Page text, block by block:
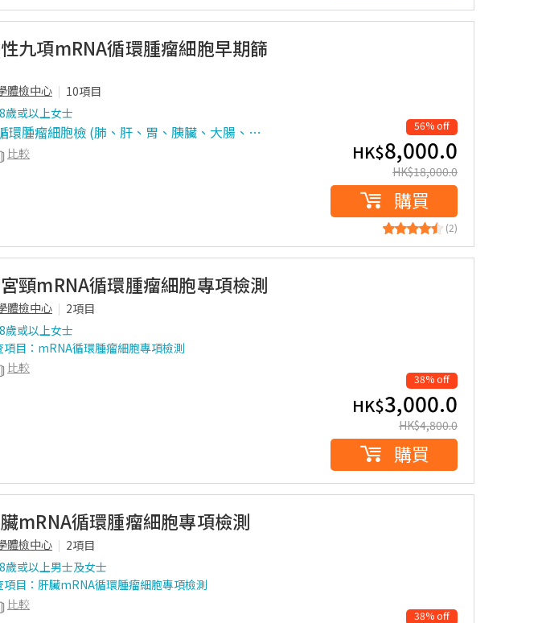
九項mRNA循環腫瘤細胞早期篩
體檢中心
10項目
歲或以上女士
環腫瘤細胞檢 (肺、肝、胃、胰臟、大腸、…
比較
56% off
HK$8,000.0
HK$18,000.0
購買
(2)
頸mRNA循環腫瘤細胞專項檢測
體檢中心
2項目
歲或以上女士
項目：mRNA循環腫瘤細胞專項檢測
比較
38% off
HK$3,000.0
HK$4,800.0
購買
mRNA循環腫瘤細胞專項檢測
體檢中心
2項目
歲或以上男士及女士
項目：肝臟mRNA循環腫瘤細胞專項檢測
比較
38% off